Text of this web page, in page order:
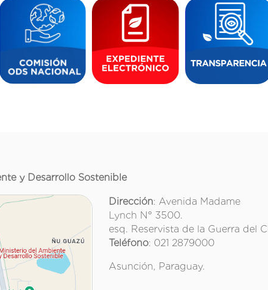
y Desarrollo Sostenible
Dirección: Avenida Madame
Lynch N° 3500.
esq. Reservista de la Guerra del
Teléfono: 021 2879000
Asunción, Paraguay.